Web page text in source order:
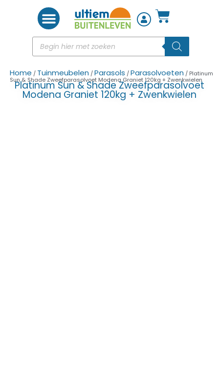
Home / Tuinmeubelen /Parasols /Parasolvoeten / Platinum
Sun & Shade Zweefparasolvoet Modena Graniet 120kg + Zwenkwielen
Platinum Sun & Shade Zweefparasolvoet
Modena Graniet 120kg + Zwenkwielen